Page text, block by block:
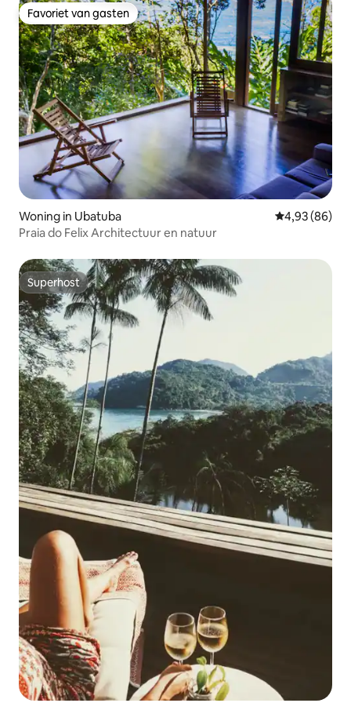
Favoriet van gasten
Favoriet van gasten
Woning in Ubatuba Gemiddelde
4,93 (86)
Praia do Felix Architectuur en natuur
Superhost
Superhost